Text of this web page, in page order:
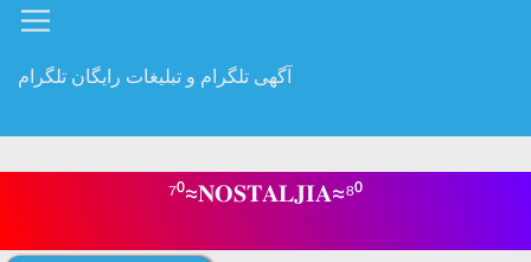
آگهی تلگرام و تبلیغات رایگان تلگرام
⁷⁰≈𝐍𝐎𝐒𝐓𝐀𝐋𝐉𝐈𝐀≈⁸⁰